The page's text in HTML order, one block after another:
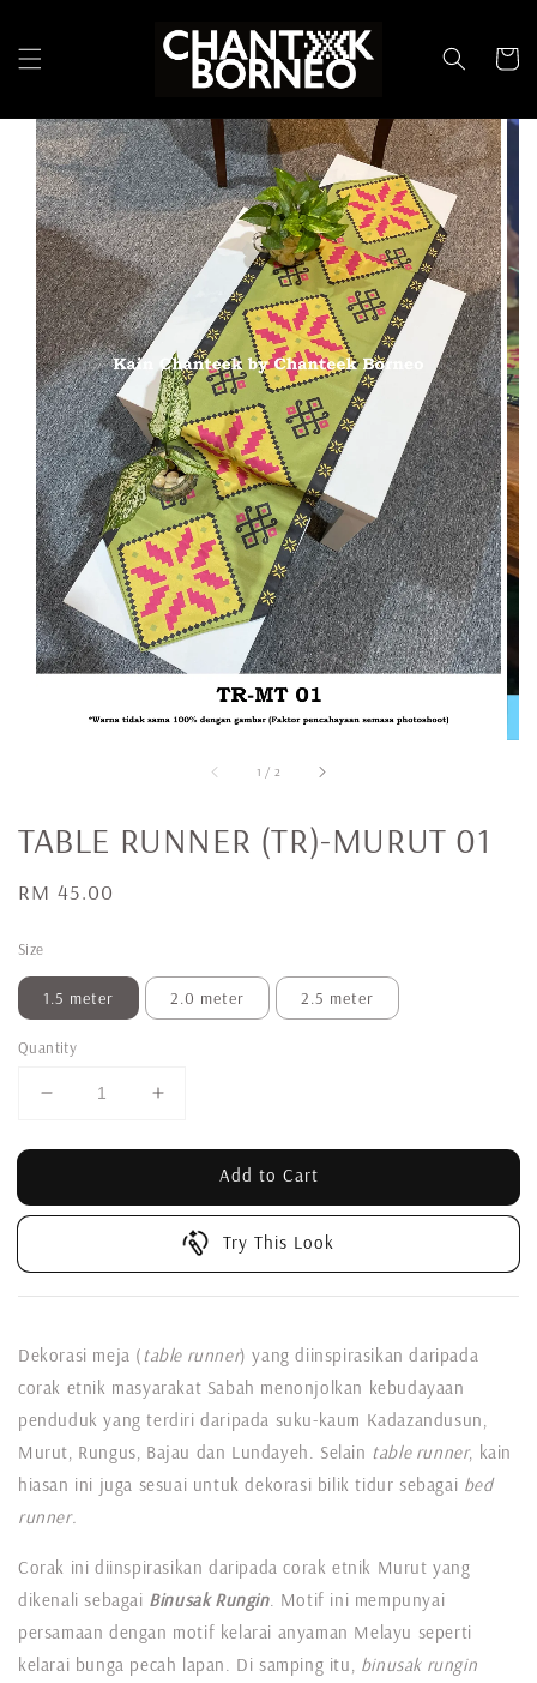
1 / 2
TABLE RUNNER (TR)-MURUT 01
Regular
RM 45.00
Size
1.5 meter 2.0 meter 2.5 meter
Quantity
Add to Cart
Try This Look
Dekorasi meja (table runner) yang diinspirasikan daripada
corak etnik masyarakat Sabah menonjolkan kebudayaan
penduduk yang terdiri daripada suku-kaum Kadazandusun,
Murut, Rungus, Bajau dan Lundayeh. Selain table runner, kain
hiasan ini juga sesuai untuk dekorasi bilik tidur sebagai bed
runner.
Corak ini diinspirasikan daripada corak etnik Murut yang
dikenali sebagai Binusak Rungin. Motif ini mempunyai
persamaan dengan motif kelarai anyaman Melayu seperti
kelarai bunga pecah lapan. Di samping itu, binusak rungin